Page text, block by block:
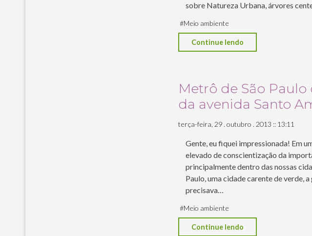
sobre Natureza Urbana, árvores
#Meio ambiente
Continue lendo
Paulo"
Metrô de São
da avenida Santo
terça-feira, 29 . outubro . 2013 :: 13:11
Gente, eu fiquei impressionada! Em
elevado de conscientização da
principalmente dentro das nossas
Paulo, uma cidade carente de verde,
precisava…
#Meio ambiente
Continue lendo